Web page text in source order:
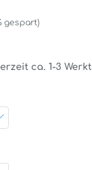
gespart)
ca. 1-3